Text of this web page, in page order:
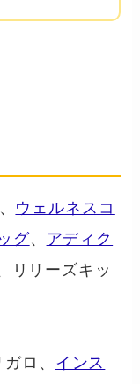
ウェルネスコ
グ、 アディク
リリーズキッ
ロ、
インス